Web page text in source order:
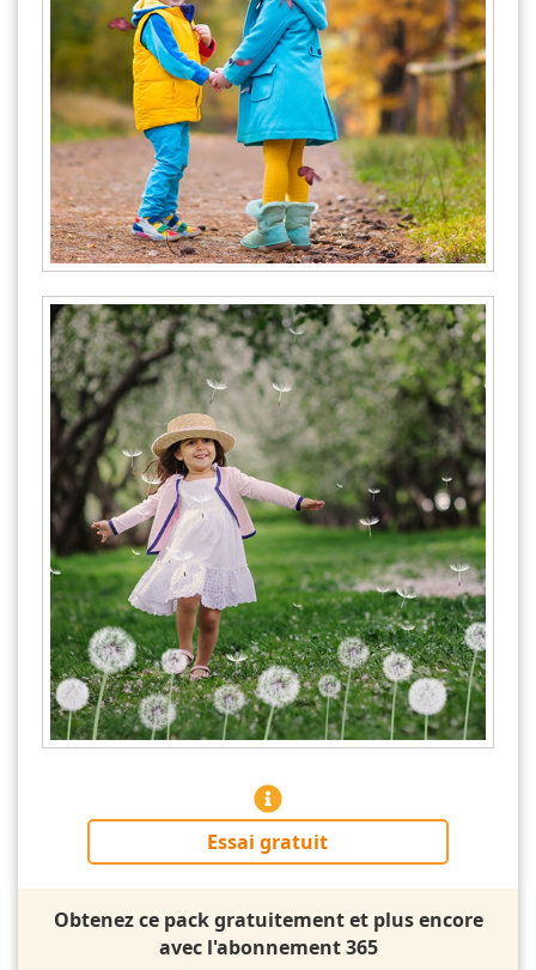
Essai gratuit
Obtenez ce pack gratuitement et plus encore
avec l'abonnement 365